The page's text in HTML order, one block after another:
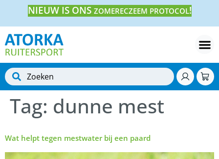
NIEUW IS ONS ZOMERECZEEM PROTOCOL!
Tag: dunne mest
Wat helpt tegen mestwater bij een paard